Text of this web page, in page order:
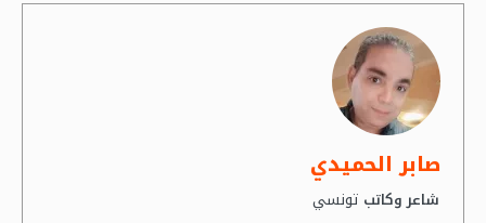
صابر الحميدي
شاعر وكاتب تونسي